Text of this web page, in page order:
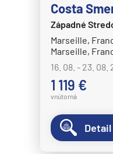
Costa
Západné
Marseille,
Marseille,
16. 08. - 23. 08.
1 119 €
vnútorná